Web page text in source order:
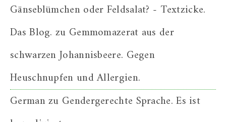
Gänseblümchen oder Feldsalat? - Textzicke.
Das Blog. zu Gemmomazerat aus der
schwarzen Johannisbeere. Gegen
Heuschnupfen und Allergien.
Germanzu Gendergerechte Sprache. Es ist